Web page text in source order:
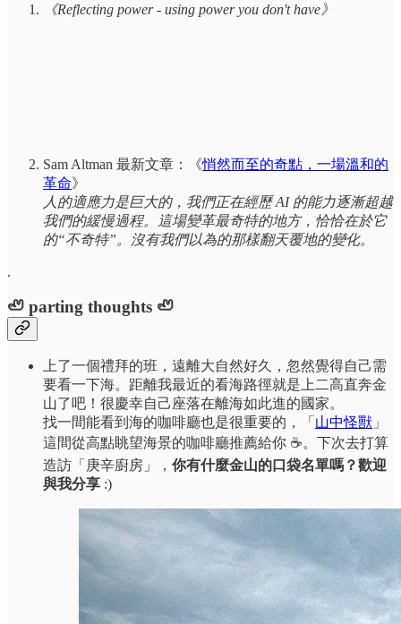
《Reflecting power - using power you don't have》
Sam Altman 最新文章：《悄然而至的奇點，一場溫和的
革命》
人的適應力是巨大的，我們正在經歷 AI 的能力逐漸超越
我們的緩慢過程。這場變革最奇特的地方，恰恰在於它
的“不奇特”。沒有我們以為的那樣翻天覆地的變化。
.
🦥 parting thoughts 🦥
上了一個禮拜的班，遠離大自然好久，忽然覺得自己需
要看一下海。距離我最近的看海路徑就是上二高直奔金
山了吧！很慶幸自己座落在離海如此進的國家。
找一間能看到海的咖啡廳也是很重要的，「 山中怪獸 」
這間從高點眺望海景的咖啡廳推薦給你 ☕。下次去打算
造訪「庚辛廚房」， 你有什麼金山的口袋名單嗎？歡迎
與我分享 :)